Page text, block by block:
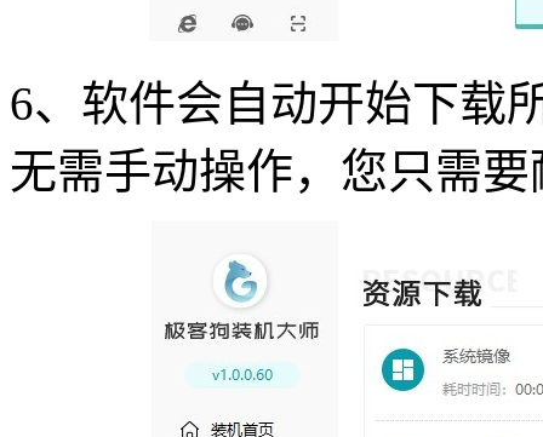
6、软件会自动开始下载
无需手动操作，您只需